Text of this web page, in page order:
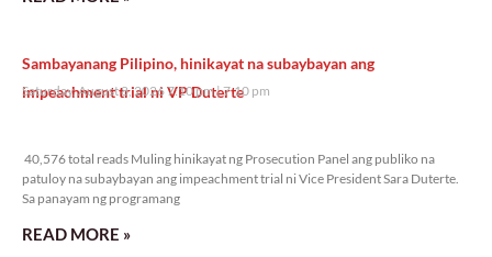
Sambayanang Pilipino, hinikayat na subaybayan ang
impeachment trial ni VP Duterte
Saturday, August 8, 2026 7:10 pm 7:10 pm
40,576 total reads Muling hinikayat ng Prosecution Panel ang publiko na
patuloy na subaybayan ang impeachment trial ni Vice President Sara Duterte.
Sa panayam ng programang
READ MORE »